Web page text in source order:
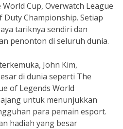
Cup, Overwatch League
Duty Championship. Setiap
tariknya sendiri dan
penonton di seluruh dunia.
John Kim,
di dunia seperti The
of Legends World
untuk menunjukkan
para pemain esport.
hadiah yang besar